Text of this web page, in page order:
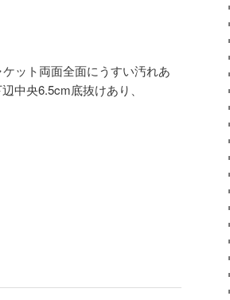
ット両面全面にうすい汚れあ
中央6.5cm底抜けあり、